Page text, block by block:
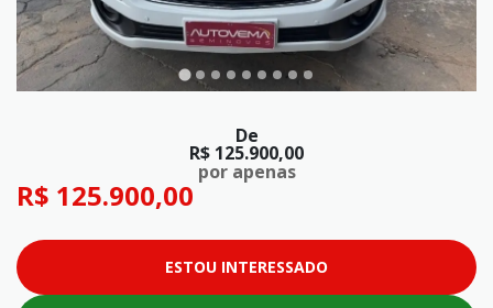
De
R$ 125.900,00
por apenas
R$ 125.900,00
ESTOU INTERESSADO